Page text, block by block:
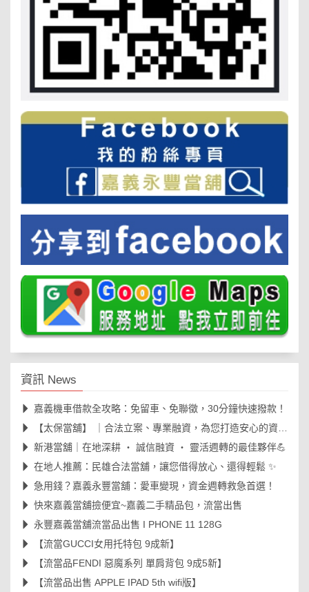
資訊 News
嘉義機車借款全攻略：免留車、免聯徵，30分鐘快速撥款！
【太保當舖】 ｜合法立案、專業融資，為您打造安心的資金周轉後盾🛡️
新港當舖｜在地深耕 ‧ 誠信融資 ‧ 靈活週轉的最佳夥伴💪
在地人推薦：民雄合法當舖，讓您借得放心、還得輕鬆 ✨
急用錢？嘉義永豐當舖：愛車變現，資金週轉救急首選！
快來嘉義當舖撿便宜~嘉義二手精品包，流當出售
永豐嘉義當舖流當品出售 I PHONE 11 128G
【流當GUCCI女用托特包 9成新】
【流當品FENDI 惡魔系列 單肩背包 9成5新】
【流當品出售 APPLE IPAD 5th wifi版】